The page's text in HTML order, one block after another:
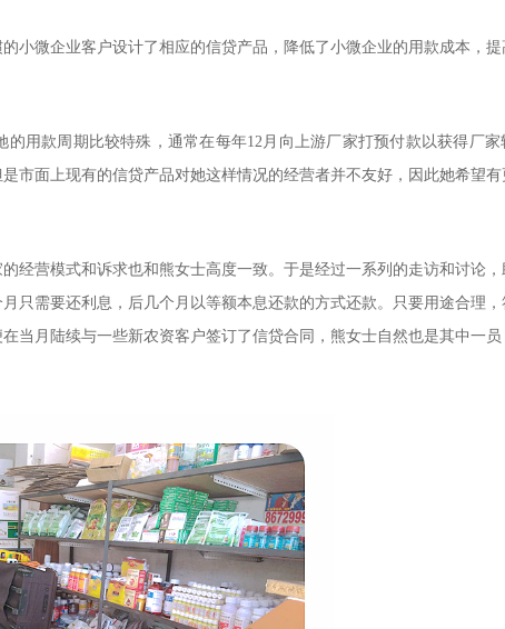
小微企业客户设计了相应的信贷产品，降低了小微企业的用款成本，提
用款周期比较特殊，通常在每年12月向上游厂家打预付款以获得厂家
市面上现有的信贷产品对她这样情况的经营者并不友好，因此她希望
经营模式和诉求也和熊女士高度一致。于是经过一系列的走访和讨论，
只需要还利息，后几个月以等额本息还款的方式还款。只要用途合理
当月陆续与一些新农资客户签订了信贷合同，熊女士自然也是其中一